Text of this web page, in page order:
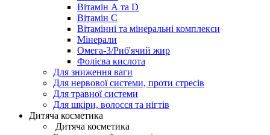
Вітамін А та D
Вітамін С
Вітамінні та мінеральні комплекси
Мінерали
Омега-3/Риб'ячий жир
Фолієва кислота
Для зниження ваги
Для нервової системи, проти стресів
Для травної системи
Для шкіри, волосся та нігтів
Дитяча косметика
Дитяча косметика